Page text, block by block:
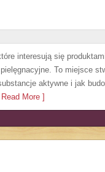
interesują się
To miejsce
aktywne i jak
More ]